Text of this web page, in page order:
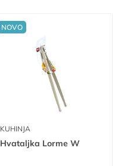
NOVO
KUHINJA
Hvataljka Lorme W